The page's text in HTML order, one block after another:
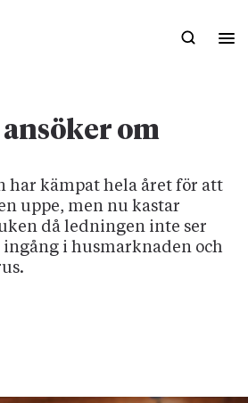
om
har kämpat hela året för att
uppe, men nu kastar
då ledningen inte ser
i husmarknaden och